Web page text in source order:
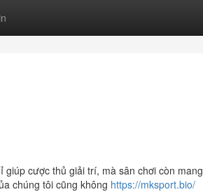
cược thủ giải trí, mà sân chơi còn mang
chúng tôi cũng không https://mksport.bio/